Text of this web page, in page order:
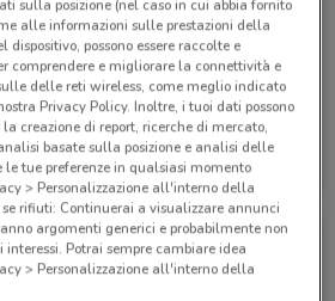
285 m
Alpitour
Scade il 31/10
sulla posizione (nel caso in cui abbia fornito
alle informazioni sulle prestazioni della
possono essere raccolte e
comprendere e migliorare la connettività e
delle reti wireless, come meglio indicato
Privacy Policy. Inoltre, i tuoi dati possono
creazione di report, ricerche di mercato,
basate sulla posizione e analisi delle
le tue preferenze in qualsiasi momento
> Personalizzazione all'interno della
se rifiuti: Continuerai a visualizzare annunci
argomenti generici e probabilmente non
Potrai sempre cambiare idea
> Personalizzazione all'interno della